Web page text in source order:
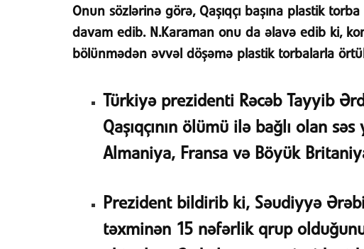
Onun sözlərinə görə, Qaşıqçı başına plastik
davam edib. N.Karaman onu da əlavə edib ki,
bölünmədən əvvəl döşəmə plastik torbalarla
Türkiyə prezidenti Rəcəb Tayyib
Qaşıqçının ölümü ilə bağlı olan
Almaniya, Fransa və Böyük
Prezident bildirib ki, Səudiyyə
təxminən 15 nəfərlik qrup